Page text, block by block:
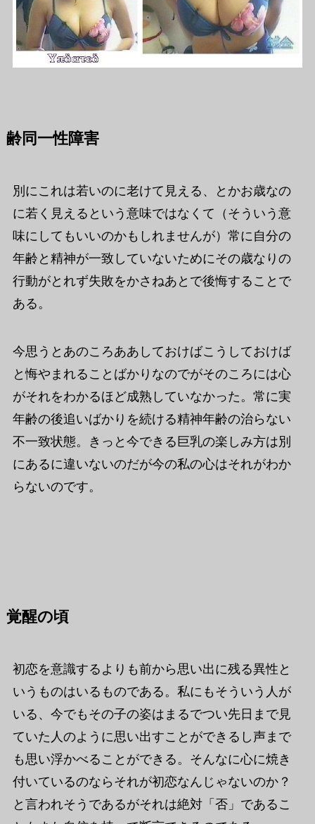
齢同一性障害
別にこれは若いのに老けて見える、とかお歳なの
に若く見えるという意味ではなくて（そういう意
味にしてもいいのかもしれませんが）常に自分の
年齢と精神が一致していないためにその歳なりの
行動がとれず失敗をかさねあとで後悔することで
ある。
今思うとあのころああしておけばこうしておけば
と悔やまれることばかりなのでがそのころには心
がそれをわかるほど成熟していなかった。常に実
年齢の後追いばかりを続ける精神年齢の治らない
不一致状態。きっと今できる巨乳の楽しみ方は別
にあるに違いないのだが今の私の心はそれがわか
らないのです。
覚醒の頃
初恋を意識するよりも前から思い出に残る異性と
いうものはいるものである。私にもそういう人が
いる、今でもその子の姿はまるでつい先日まで見
ていた人のように思い出すことができるし声まで
も思い浮かべることができる。そんなに心に焼き
付いているのならそれが初恋なんじゃないのか？
と言われそうであるがそれは絶対「否」であるこ